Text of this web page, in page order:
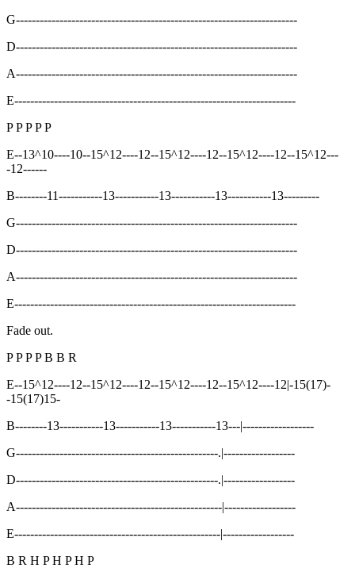
G-----------------------------------------------------------------------
D-----------------------------------------------------------------------
A-----------------------------------------------------------------------
E-----------------------------------------------------------------------
P P P P P
E--13^10----10--15^12----12--15^12----12--15^12----12--15^12---
-12------
B--------11-----------13-----------13-----------13-----------13---------
G-----------------------------------------------------------------------
D-----------------------------------------------------------------------
A-----------------------------------------------------------------------
E-----------------------------------------------------------------------
Fade out.
P P P P B B R
E--15^12----12--15^12----12--15^12----12--15^12----12|-15(17)-
-15(17)15-
B--------13-----------13-----------13-----------13---|------------------
G---------------------------------------------------.|------------------
D---------------------------------------------------.|------------------
A----------------------------------------------------|------------------
E----------------------------------------------------|------------------
B R H P H P H P